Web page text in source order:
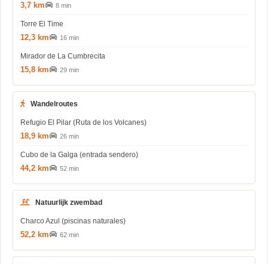
3,7 km 8 min
Torre El Time
12,3 km 16 min
Mirador de La Cumbrecita
15,8 km 29 min
Wandelroutes
Refugio El Pilar (Ruta de los Volcanes)
18,9 km 26 min
Cubo de la Galga (entrada sendero)
44,2 km 52 min
Natuurlijk zwembad
Charco Azul (piscinas naturales)
52,2 km 62 min